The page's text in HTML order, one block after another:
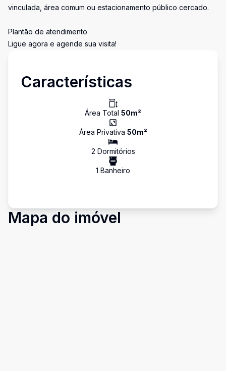
vinculada, área comum ou estacionamento público cercado.
Plantão de atendimento
Ligue agora e agende sua visita!
Características
Área Total 50m²
Área Privativa 50m²
2 Dormitórios
1 Banheiro
Mapa do imóvel